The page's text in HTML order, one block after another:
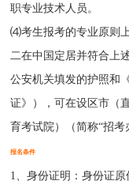
职专业技术人员。
⑷考生报考的专业原则
二在中国定居并符合上
公安机关填发的护照和
证》），可在设区市（
育考试院）（简称“招考
报名条件
1、身份证明：身份证